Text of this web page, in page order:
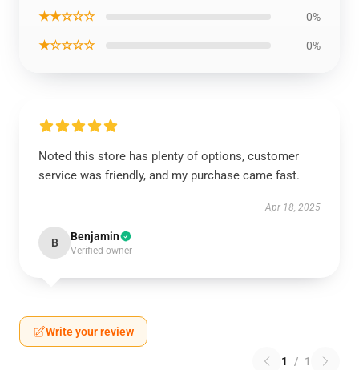
★★☆☆☆ 0%
★☆☆☆☆ 0%
Noted this store has plenty of options, customer
service was friendly, and my purchase came fast.
Apr 18, 2025
B Benjamin
Verified owner
Write your review
1 / 1